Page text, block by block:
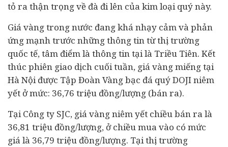
tỏ ra thận trọng về đà đi lên của kim loại quý này.
Giá vàng trong nước đang khá nhạy cảm và phản
ứng mạnh trước những thông tin từ thị trường
quốc tế, tâm điểm là thông tin tại là Triều Tiên. Kết
thúc phiên giao dịch cuối tuần, giá vàng miếng tại
Hà Nội được Tập Đoàn Vàng bạc đá quý DOJI niêm
yết ở mức: 36,76 triệu đồng/lượng (bán ra).
Tại Công ty SJC, giá vàng niêm yết chiều bán ra là
36,81 triệu đồng/lượng, ở chiều mua vào có mức
giá là 36,79 triệu đồng/lượng. Tại thị trường